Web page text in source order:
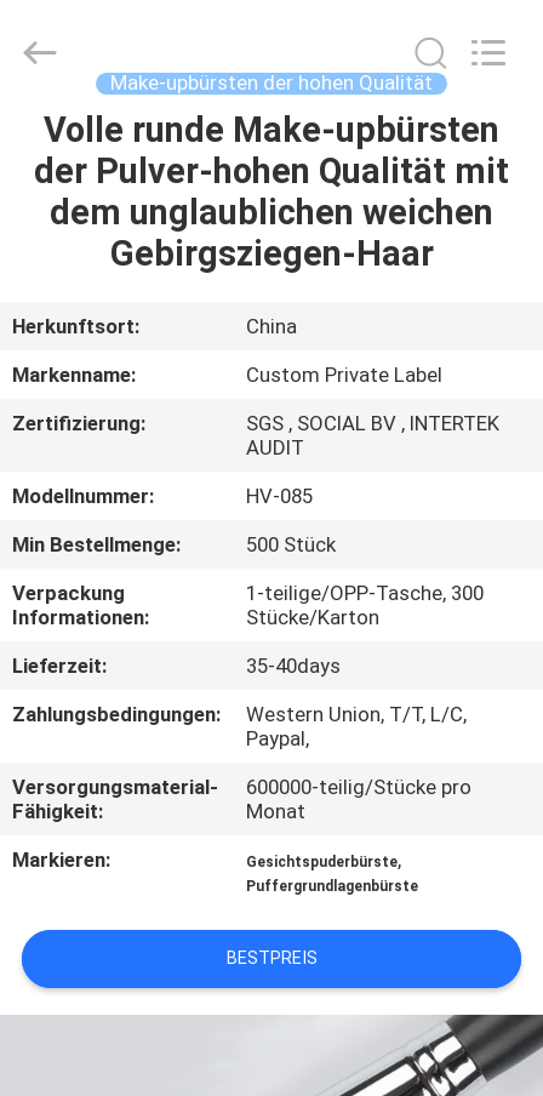
HAUS
PRODUKTE
UNS
AUSFLUG
SITEMAP
PRIVACY
POLICY
Make-upbürsten der hohen Qualität
Volle runde Make-upbürsten
der Pulver-hohen Qualität mit
dem unglaublichen weichen
Gebirgsziegen-Haar
Herkunftsort:
China
Markenname:
Custom Private Label
Zertifizierung:
SGS , SOCIAL BV , INTERTEK
AUDIT
Modellnummer:
HV-085
Min Bestellmenge:
500 Stück
Verpackung
Informationen:
1-teilige/OPP-Tasche, 300
Stücke/Karton
Lieferzeit:
35-40days
Zahlungsbedingungen:
Western Union, T/T, L/C,
Paypal,
Versorgungsmaterial-
Fähigkeit:
600000-teilig/Stücke pro
Monat
Markieren:
Gesichtspuderbürste,
Puffergrundlagenbürste
BESTPREIS